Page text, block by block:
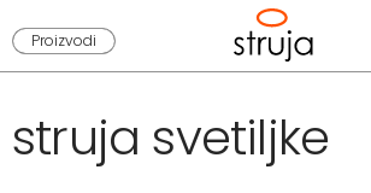
Proizvodi
struja svetiljke